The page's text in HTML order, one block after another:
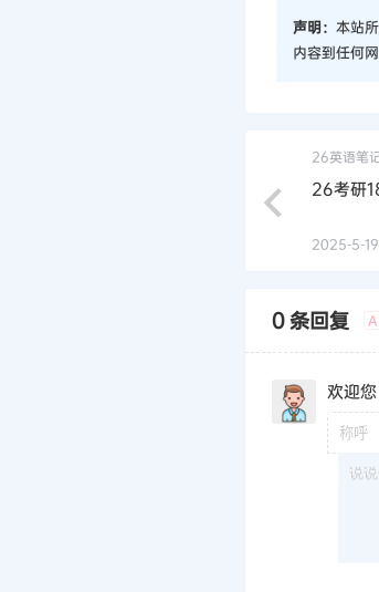
声明： 本站
内容到任何
26英语笔
26考研
2025-5-
0 条回复 A
欢迎